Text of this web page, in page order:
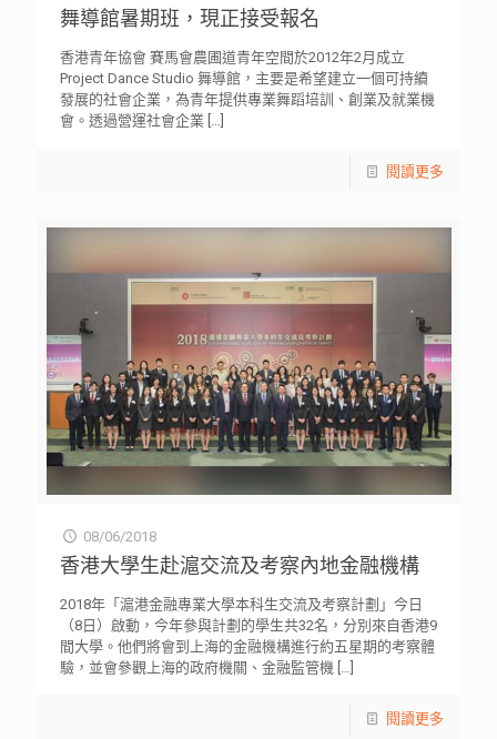
舞導館暑期班，現正接受報名
香港青年協會 賽馬會農圃道青年空間於2012年2月成立
Project Dance Studio 舞導館，主要是希望建立一個可持續
發展的社會企業，為青年提供專業舞蹈培訓、創業及就業機
會。透過營運社會企業[…]
閱讀更多
08/06/2018
香港大學生赴滬交流及考察內地金融機構
2018年「滬港金融專業大學本科生交流及考察計劃」今日
（8日）啟動，今年參與計劃的學生共32名，分別來自香港9
間大學。他們將會到上海的金融機構進行約五星期的考察體
驗，並會參觀上海的政府機關、金融監管機 […]
閱讀更多